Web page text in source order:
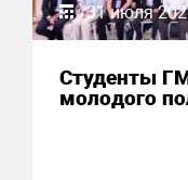
31 июля
Студенты
молодого